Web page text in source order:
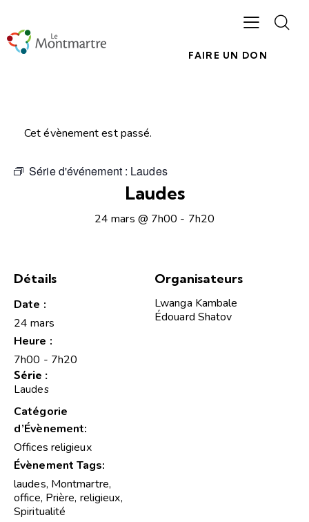
FAIRE UN DON
Cet évènement est passé.
Série d'événement : Laudes
Laudes
24 mars @ 7h00 - 7h20
Détails
Date :
24 mars
Heure :
7h00 - 7h20
Série :
Laudes
Catégorie
d’Évènement:
Offices religieux
Évènement Tags:
laudes, Montmartre,
office, Prière, religieux,
Spiritualité
Organisateurs
Lwanga Kambale
Édouard Shatov